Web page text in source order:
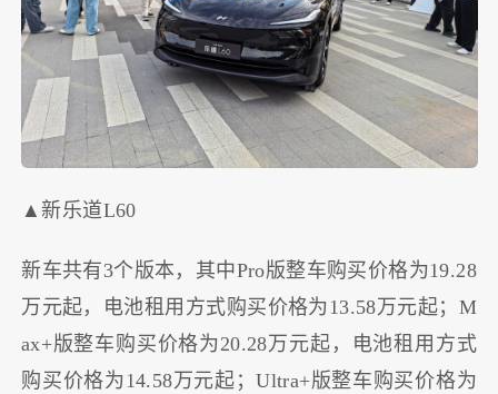
▲新乐道L60
新车共有3个版本，其中Pro版整车购买价格为19.28
万元起，电池租用方式购买价格为13.58万元起；M
ax+版整车购买价格为20.28万元起，电池租用方式
购买价格为14.58万元起；Ultra+版整车购买价格为